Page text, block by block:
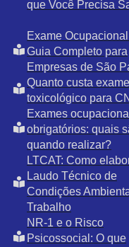
que Você Precisa
Exame
Guia Completo para
Empresas de São
Quanto custa exame
toxicológico para
Exames
obrigatórios: quais
quando realizar?
LTCAT: Como
Laudo Técnico de
Condições
Trabalho
NR-1 e o Risco
Psicossocial: O que